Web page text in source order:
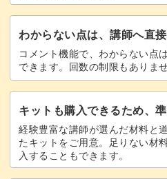
わからない点は、講師へ直
コメント機能で、わからない点
できます。回数の制限もありませ
キットも購入できるため、
経験豊富な講師が選んだ材料と
たキットをご用意。足りない材
入することもできます。